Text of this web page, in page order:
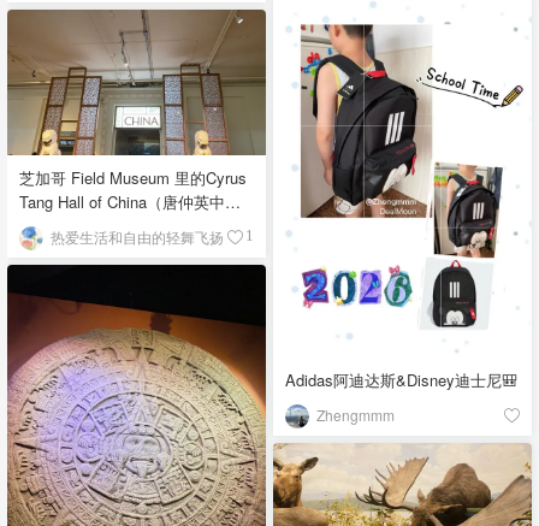
Adidas阿迪达斯&Disney迪士尼🎒
Zhengmmm
芝加哥 Field Museum 里的Cyrus
Tang Hall of China（唐仲英中国
馆） 热爱生活和自由的轻舞飞扬 1